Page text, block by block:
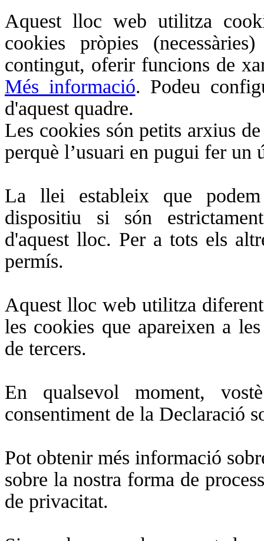
Aquest lloc web utilitza
cookies pròpies
contingut, oferir funcions de
Més informació. Podeu
d'aquest quadre.
Les cookies són petits arxius
perquè l’usuari en pugui fer un
La llei estableix que
dispositiu si són
d'aquest lloc. Per a tots els
permís.
Aquest lloc web utilitza
les cookies que apareixen a
de tercers.
En qualsevol moment,
consentiment de la Declaració
Pot obtenir més informació
sobre la nostra forma de
de privacitat.